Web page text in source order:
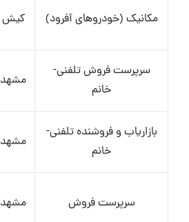
مکانیک (خودروهای آفرود) کیش
سرپرست فروش تلفنی-
خانم
مشهد
بازاریاب و فروشنده تلفنی-
خانم
مشهد
سرپرست فروش مشهد